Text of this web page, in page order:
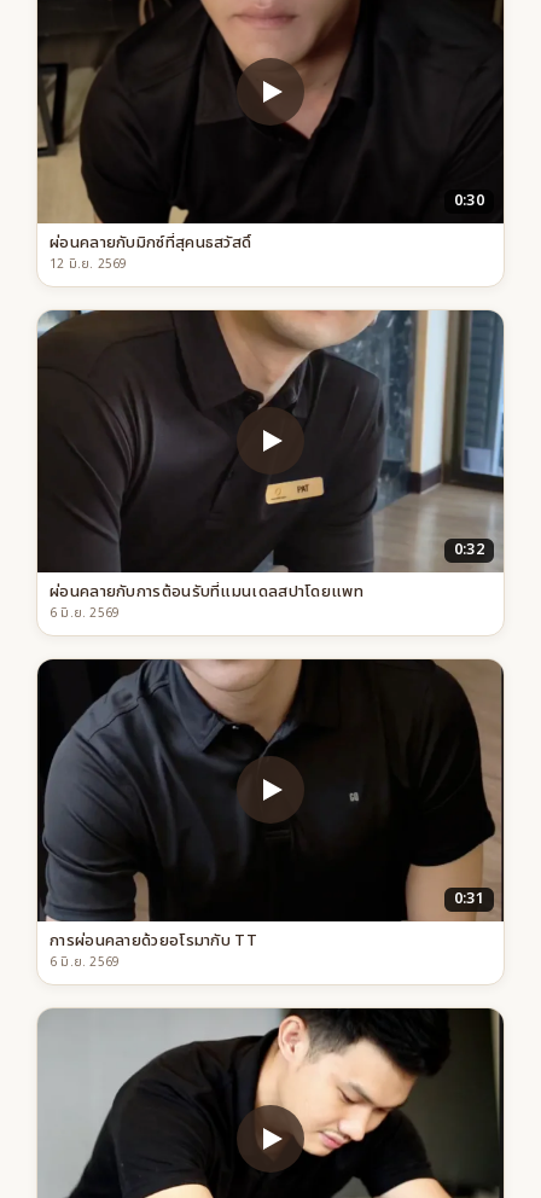
0:30
ผ่อนคลายกับมิกซ์ที่สุคนธสวัสดิ์
12 มิ.ย. 2569
0:32
ผ่อนคลายกับการต้อนรับที่แมนเดลสปาโดยแพท
6 มิ.ย. 2569
0:31
การผ่อนคลายด้วยอโรมากับ TT
6 มิ.ย. 2569